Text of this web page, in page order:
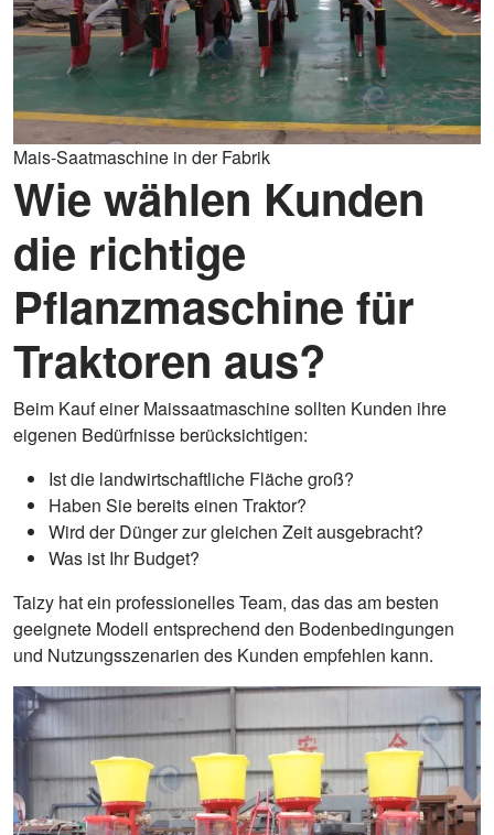
Mais-Saatmaschine in der Fabrik
Wie wählen Kunden
die richtige
Pflanzmaschine für
Traktoren aus?
Beim Kauf einer Maissaatmaschine sollten Kunden ihre
eigenen Bedürfnisse berücksichtigen:
Ist die landwirtschaftliche Fläche groß?
Haben Sie bereits einen Traktor?
Wird der Dünger zur gleichen Zeit ausgebracht?
Was ist Ihr Budget?
Taizy hat ein professionelles Team, das das am besten
geeignete Modell entsprechend den Bodenbedingungen
und Nutzungsszenarien des Kunden empfehlen kann.